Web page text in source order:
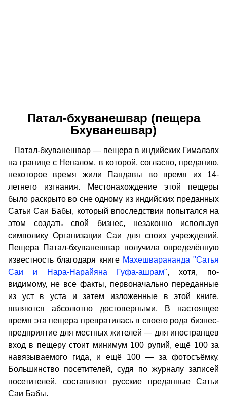
Патал-бхуванешвар (пещера
Бхуванешвар)
Патал-бхуванешвар — пещера в индийских Гималаях
на границе с Непалом, в которой, согласно, преданию,
некоторое время жили Пандавы во время их 14-
летнего изгнания. Местонахождение этой пещеры
было раскрыто во сне одному из индийских преданных
Сатьи Саи Бабы, который впоследствии попытался на
этом создать свой бизнес, незаконно используя
символику Организации Саи для своих учреждений.
Пещера Патал-бхуванешвар получила определённую
известность благодаря книге Махешварананда "Сатья
Саи и Нара-Нарайяна Гуфа-ашрам", хотя, по-
видимому, не все факты, первоначально переданные
из уст в уста и затем изложенные в этой книге,
являются абсолютно достоверными. В настоящее
время эта пещера превратилась в своего рода бизнес-
предприятие для местных жителей — для иностранцев
вход в пещеру стоит минимум 100 рупий, ещё 100 за
навязываемого гида, и ещё 100 — за фотосъёмку.
Большинство посетителей, судя по журналу записей
посетителей, составляют русские преданные Сатьи
Саи Бабы.